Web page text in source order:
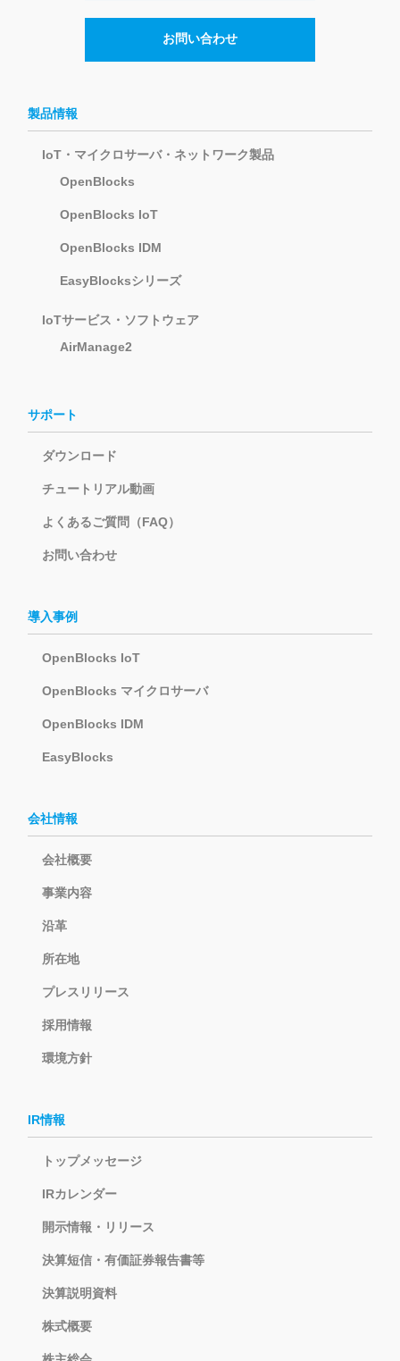
お問い合わせ
製品情報
IoT・マイクロサーバ・ネットワーク製品
OpenBlocks
OpenBlocks IoT
OpenBlocks IDM
EasyBlocksシリーズ
IoTサービス・ソフトウェア
AirManage2
サポート
ダウンロード
チュートリアル動画
よくあるご質問（FAQ）
お問い合わせ
導入事例
OpenBlocks IoT
OpenBlocks マイクロサーバ
OpenBlocks IDM
EasyBlocks
会社情報
会社概要
事業内容
沿革
所在地
プレスリリース
採用情報
環境方針
IR情報
トップメッセージ
IRカレンダー
開示情報・リリース
決算短信・有価証券報告書等
決算説明資料
株式概要